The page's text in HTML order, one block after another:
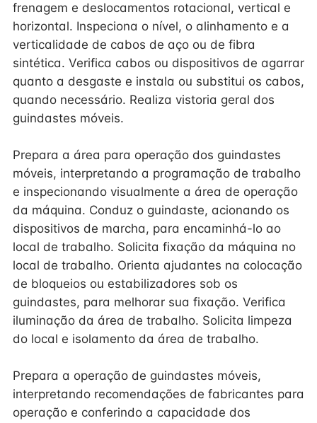
frenagem e deslocamentos rotacional, vertical e
horizontal. Inspeciona o nível, o alinhamento e a
verticalidade de cabos de aço ou de fibra
sintética. Verifica cabos ou dispositivos de agarrar
quanto a desgaste e instala ou substitui os cabos,
quando necessário. Realiza vistoria geral dos
guindastes móveis.
Prepara a área para operação dos guindastes
móveis, interpretando a programação de trabalho
e inspecionando visualmente a área de operação
da máquina. Conduz o guindaste, acionando os
dispositivos de marcha, para encaminhá-lo ao
local de trabalho. Solicita fixação da máquina no
local de trabalho. Orienta ajudantes na colocação
de bloqueios ou estabilizadores sob os
guindastes, para melhorar sua fixação. Verifica
iluminação da área de trabalho. Solicita limpeza
do local e isolamento da área de trabalho.
Prepara a operação de guindastes móveis,
interpretando recomendações de fabricantes para
operação e conferindo a capacidade dos